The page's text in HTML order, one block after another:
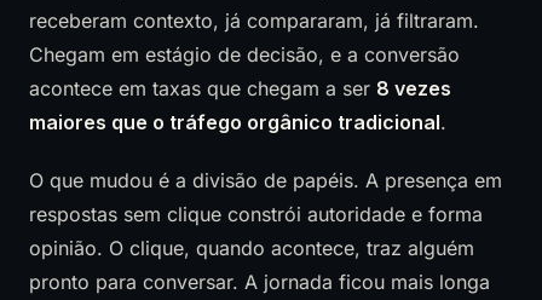
receberam contexto, já compararam, já filtraram.
Chegam em estágio de decisão, e a conversão
acontece em taxas que chegam a ser 8 vezes
maiores que o tráfego orgânico tradicional.
O que mudou é a divisão de papéis. A presença em
respostas sem clique constrói autoridade e forma
opinião. O clique, quando acontece, traz alguém
pronto para conversar. A jornada ficou mais longa